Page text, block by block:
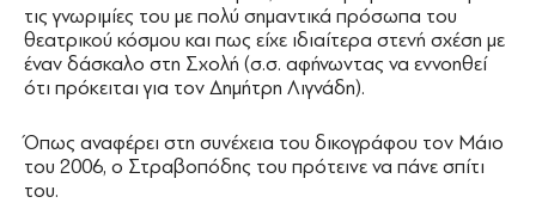
τις γνωριμίες του με πολύ σημαντικά πρόσωπα του
θεατρικού κόσμου και πως είχε ιδιαίτερα στενή σχέση με
έναν δάσκαλο στη Σχολή (σ.σ. αφήνωντας να εννοηθεί
ότι πρόκειται για τον Δημήτρη Λιγνάδη).
Όπως αναφέρει στη συνέχεια του δικογράφου τον Μάιο
του 2006, ο Στραβοπόδης του πρότεινε να πάνε σπίτι
του.